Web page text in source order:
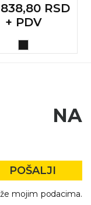
RSD
+ PDV
NA
POŠALJI
mojim podacima.